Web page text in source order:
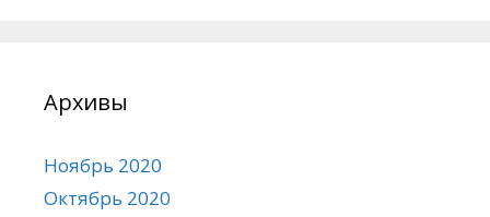
Архивы
Ноябрь 2020
Октябрь 2020